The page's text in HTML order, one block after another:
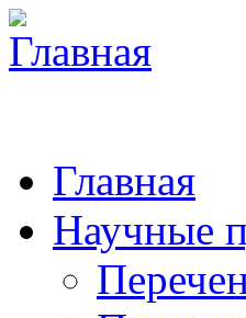
Главная
Научные